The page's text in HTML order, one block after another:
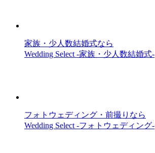
家族・少人数結婚式なら
Wedding Select -家族・少人数結婚式-
フォトウェディング・前撮りなら
Wedding Select -フォトウェディング-